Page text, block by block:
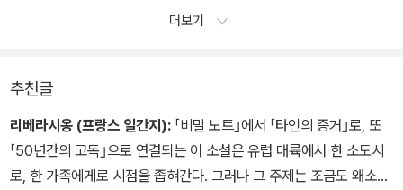
더보기
추천글
리베라시옹 (프랑스 일간지): 「비밀 노트｣에서 「타인의 증거｣로, 또
「50년간의 고독｣으로 연결되는 이 소설은 유럽 대륙에서 한 소도시
로, 한 가족에게로 시점을 좁혀간다. 그러나 그 주제는 조금도 왜소화